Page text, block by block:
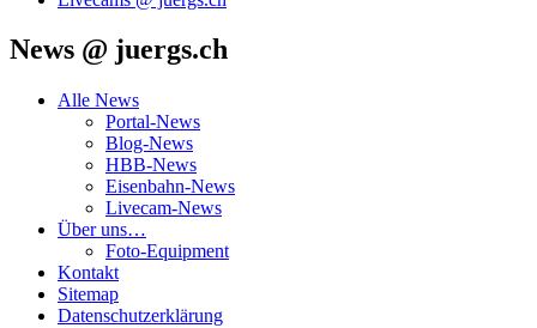
News @ juergs.ch
Alle News
Portal-News
Blog-News
HBB-News
Eisenbahn-News
Livecam-News
Über uns…
Foto-Equipment
Kontakt
Sitemap
Datenschutzerklärung